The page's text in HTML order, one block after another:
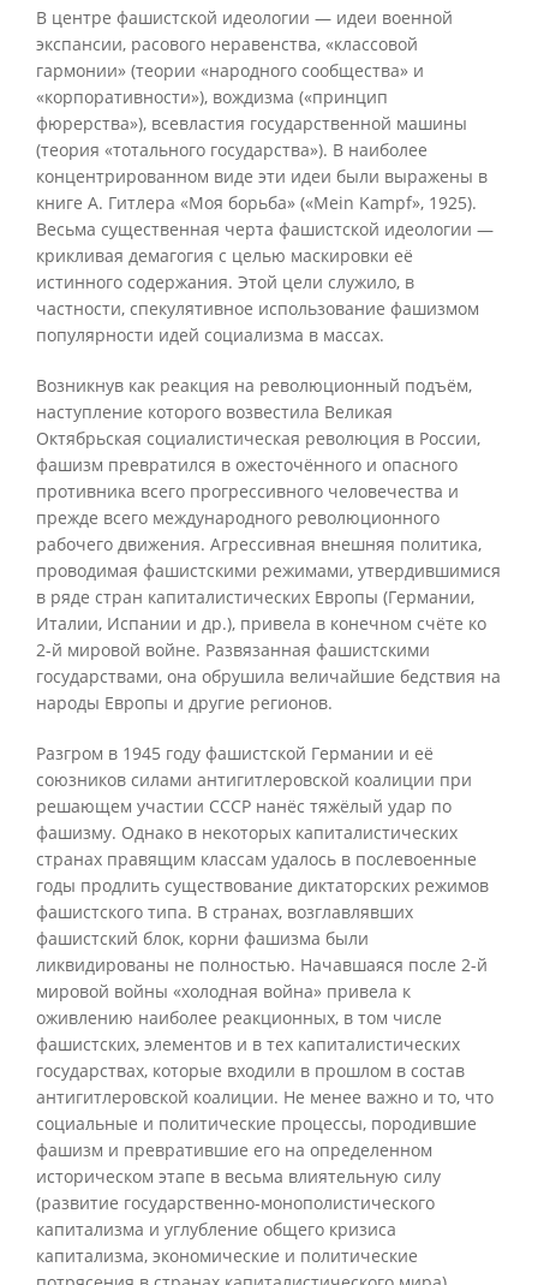
В центре фашистской идеологии — идеи военной
экспансии, расового неравенства, «классовой
гармонии» (теории «народного сообщества» и
«корпоративности»), вождизма («принцип
фюрерства»), всевластия государственной машины
(теория «тотального государства»). В наиболее
концентрированном виде эти идеи были выражены в
книге А. Гитлера «Моя борьба» («Mein Kampf», 1925).
Весьма существенная черта фашистской идеологии —
крикливая демагогия с целью маскировки её
истинного содержания. Этой цели служило, в
частности, спекулятивное использование фашизмом
популярности идей социализма в массах.
Возникнув как реакция на революционный подъём,
наступление которого возвестила Великая
Октябрьская социалистическая революция в России,
фашизм превратился в ожесточённого и опасного
противника всего прогрессивного человечества и
прежде всего международного революционного
рабочего движения. Агрессивная внешняя политика,
проводимая фашистскими режимами, утвердившимися
в ряде стран капиталистических Европы (Германии,
Италии, Испании и др.), привела в конечном счёте ко
2-й мировой войне. Развязанная фашистскими
государствами, она обрушила величайшие бедствия на
народы Европы и другие регионов.
Разгром в 1945 году фашистской Германии и её
союзников силами антигитлеровской коалиции при
решающем участии СССР нанёс тяжёлый удар по
фашизму. Однако в некоторых капиталистических
странах правящим классам удалось в послевоенные
годы продлить существование диктаторских режимов
фашистского типа. В странах, возглавлявших
фашистский блок, корни фашизма были
ликвидированы не полностью. Начавшаяся после 2-й
мировой войны «холодная война» привела к
оживлению наиболее реакционных, в том числе
фашистских, элементов и в тех капиталистических
государствах, которые входили в прошлом в состав
антигитлеровской коалиции. Не менее важно и то, что
социальные и политические процессы, породившие
фашизм и превратившие его на определенном
историческом этапе в весьма влиятельную силу
(развитие государственно-монополистического
капитализма и углубление общего кризиса
капитализма, экономические и политические